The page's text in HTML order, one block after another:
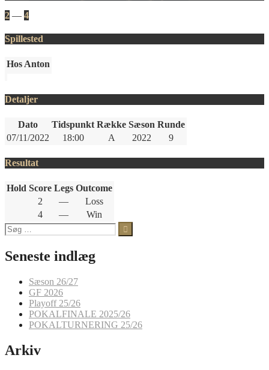
2 — 4
Spillested
Hos Anton
Detaljer
Dato Tidspunkt Række Sæson Runde
07/11/2022
18:00 A 2022 9
Resultat
Hold Score Legs Outcome
2
—
Loss
4
—
Win
Søg
efter:
Seneste indlæg
Sæson 26/27
GF 2026
Playoff 25/26
POKALFINALE 2025/26
POKALTURNERING 25/26
Arkiv